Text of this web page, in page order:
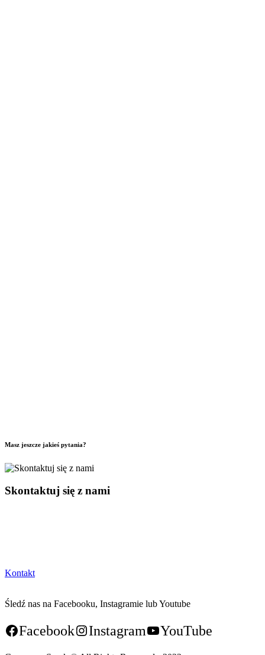
Masz jeszcze jakieś pytania?
Skontaktuj się z nami
Kontakt
Śledź nas na Facebooku, Instagramie lub Youtube
Facebook Instagram YouTube